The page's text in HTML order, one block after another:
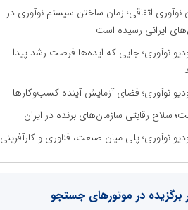
نوآوری اتفاقی؛ زمان ساختن سیستم نوآوری در
ایرانی رسیده است
نوآوری؛ جایی که ایده‌ها فرصت رشد پیدا
نوآوری؛ فضای آزمایش آینده کسب‌وکارها
سلاح رقابتی سازمان‌های برنده در ایران
نوآوری؛ پلی میان صنعت، فناوری و کارآفرینی
برگزیده در موتورهای جستجو